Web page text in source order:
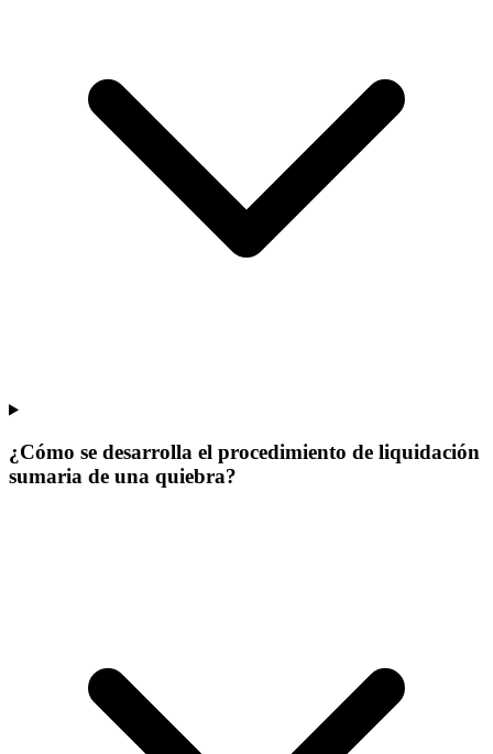
¿Cómo se desarrolla el procedimiento de liquidación
sumaria de una quiebra?